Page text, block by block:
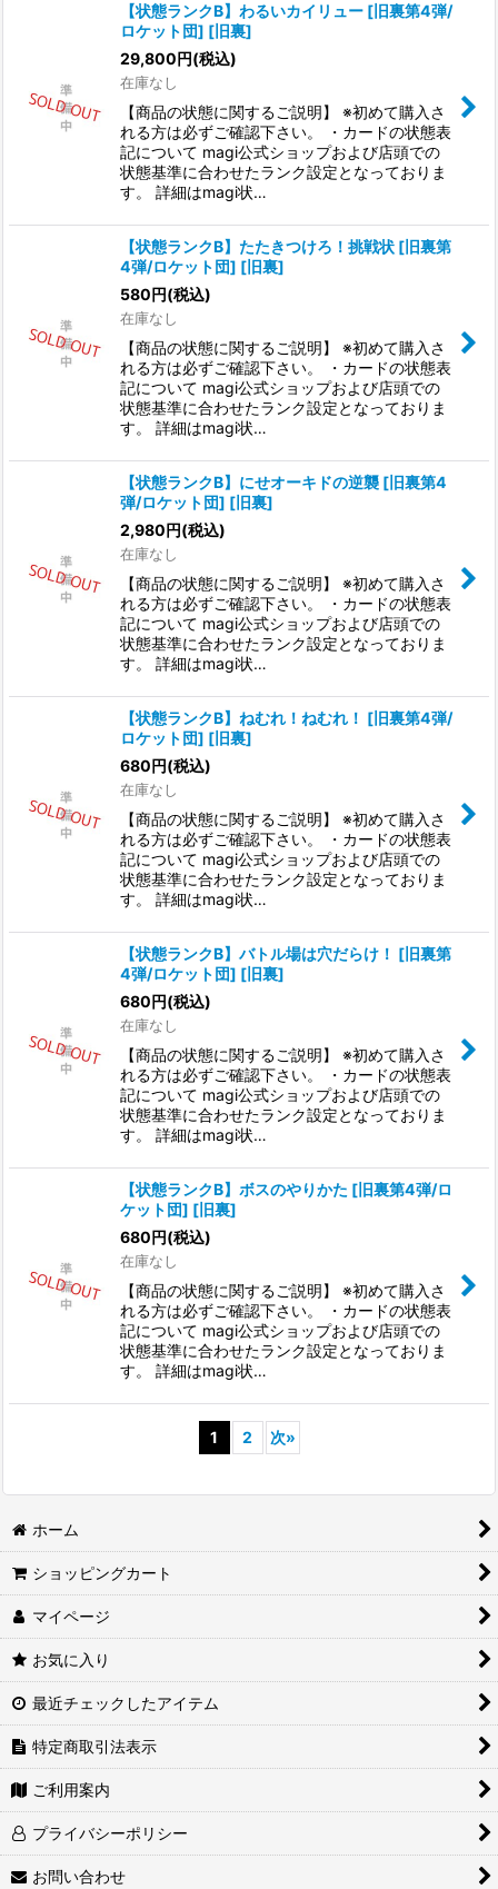
【状態ランクB】わるいカイリュー [旧裏第4弾/
ロケット団] [旧裏]
29,800円(税込)
在庫なし
【商品の状態に関するご説明】 ※初めて購入さ
れる方は必ずご確認下さい。 ・カードの状態表
記について magi公式ショップおよび店頭での
状態基準に合わせたランク設定となっておりま
す。 詳細はmagi状…
【状態ランクB】たたきつけろ！挑戦状 [旧裏第
4弾/ロケット団] [旧裏]
580円(税込)
在庫なし
【商品の状態に関するご説明】 ※初めて購入さ
れる方は必ずご確認下さい。 ・カードの状態表
記について magi公式ショップおよび店頭での
状態基準に合わせたランク設定となっておりま
す。 詳細はmagi状…
【状態ランクB】にせオーキドの逆襲 [旧裏第4
弾/ロケット団] [旧裏]
2,980円(税込)
在庫なし
【商品の状態に関するご説明】 ※初めて購入さ
れる方は必ずご確認下さい。 ・カードの状態表
記について magi公式ショップおよび店頭での
状態基準に合わせたランク設定となっておりま
す。 詳細はmagi状…
【状態ランクB】ねむれ！ねむれ！ [旧裏第4弾/
ロケット団] [旧裏]
680円(税込)
在庫なし
【商品の状態に関するご説明】 ※初めて購入さ
れる方は必ずご確認下さい。 ・カードの状態表
記について magi公式ショップおよび店頭での
状態基準に合わせたランク設定となっておりま
す。 詳細はmagi状…
【状態ランクB】バトル場は穴だらけ！ [旧裏第
4弾/ロケット団] [旧裏]
680円(税込)
在庫なし
【商品の状態に関するご説明】 ※初めて購入さ
れる方は必ずご確認下さい。 ・カードの状態表
記について magi公式ショップおよび店頭での
状態基準に合わせたランク設定となっておりま
す。 詳細はmagi状…
【状態ランクB】ボスのやりかた [旧裏第4弾/ロ
ケット団] [旧裏]
680円(税込)
在庫なし
【商品の状態に関するご説明】 ※初めて購入さ
れる方は必ずご確認下さい。 ・カードの状態表
記について magi公式ショップおよび店頭での
状態基準に合わせたランク設定となっておりま
す。 詳細はmagi状…
1 2 次»
ホーム
ショッピングカート
マイページ
お気に入り
最近チェックしたアイテム
特定商取引法表示
ご利用案内
プライバシーポリシー
お問い合わせ